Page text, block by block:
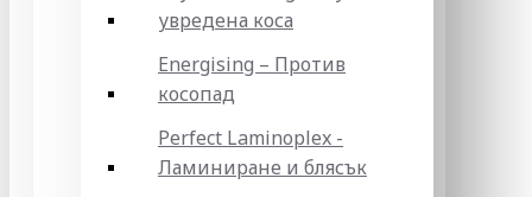
увредена коса
Energising – Против
косопад
Perfect Laminoplex -
Ламиниране и блясък